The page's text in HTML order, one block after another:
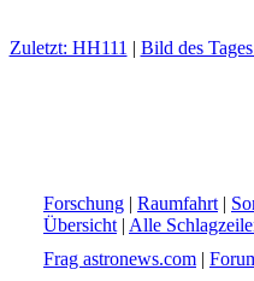
Zuletzt: HH111 | Bild des
Forschung | Raumfahrt |
Übersicht | Alle
Frag astronews.com |